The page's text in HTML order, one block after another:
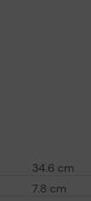
34.6 cm
7.8 cm